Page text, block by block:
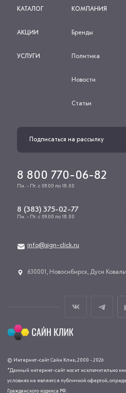
КАТАЛОГ
АКЦИИ
УСЛУГИ
КОМПАНИЯ
Бренды
Политика
Новости
Статьи
8 800 770-06-82
Пн. - Пт. с 09.00 по 18.00
8 (383) 375-02-77
Пн. - Пт. с 09.00 по 18.00
info@sign-click.ru
​630001, Новосибирск, Дуси
© Интернет-сайт Сайн Клик, 2000 - 2026
*Данный интернет-сайт носит исключительно
условиях не является публичной офертой,
Гражданского кодекса РФ.